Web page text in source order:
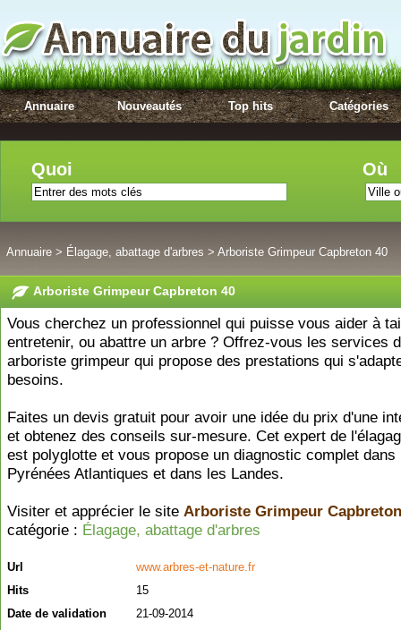
Annuaire Nouveautés Top hits Catégories
Quoi Où
Annuaire > Élagage, abattage d'arbres > Arboriste Grimpeur Capbreton 40
Arboriste Grimpeur Capbreton 40
Vous cherchez un professionnel qui puisse vous aider à
entretenir, ou abattre un arbre ? Offrez-vous les services
arboriste grimpeur qui propose des prestations qui
besoins.
Faites un devis gratuit pour avoir une idée du prix d'une
et obtenez des conseils sur-mesure. Cet expert de
est polyglotte et vous propose un diagnostic complet dans
Pyrénées Atlantiques et dans les Landes.
Visiter et apprécier le site Arboriste Grimpeur
catégorie : Élagage, abattage d'arbres
Url
www.arbres-et-nature.fr
Hits
15
Date de validation
21-09-2014